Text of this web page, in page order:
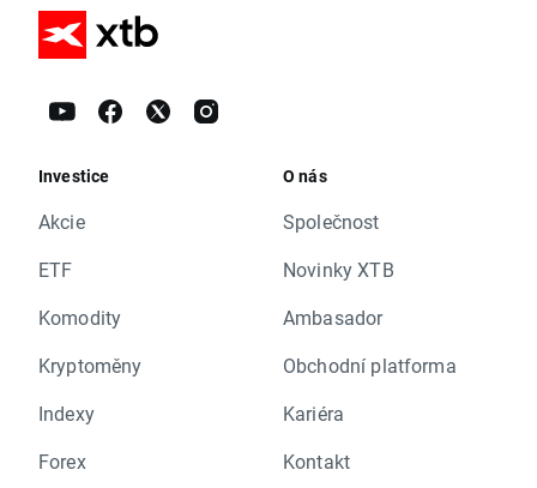
Investice
Akcie
ETF
Komodity
Kryptoměny
Indexy
Forex
O nás
Společnost
Novinky XTB
Ambasador
Obchodní platforma
Kariéra
Kontakt